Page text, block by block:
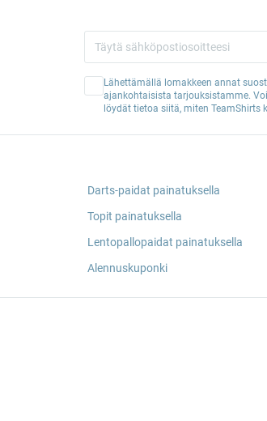
Lähettämällä lomakkeen annat
ajankohtaisista tarjouksistamme.
löydät tietoa siitä, miten TeamShirts
Darts-paidat painatuksella
Topit painatuksella
Lentopallopaidat painatuksella
Alennuskuponki